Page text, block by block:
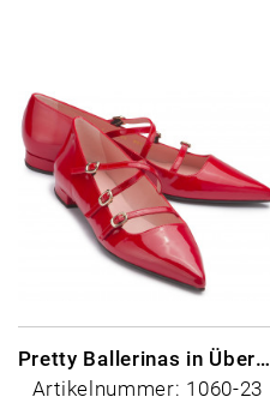
Pretty Ballerinas in Übergrößen
Artikelnummer: 1060-23